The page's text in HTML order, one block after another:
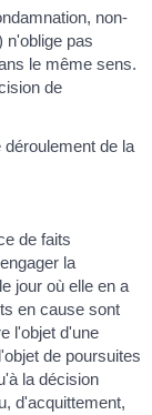
non-
n'oblige pas
le même sens.
de
déroulement de la
de faits
la
jour où elle en a
en cause sont
l'objet d'une
de poursuites
la décision
d'acquittement,